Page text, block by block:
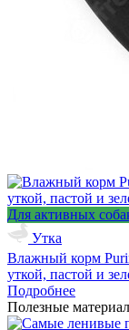
Для активных
Утка
Влажный корм
уткой, пастой и
Подробнее
Полезные